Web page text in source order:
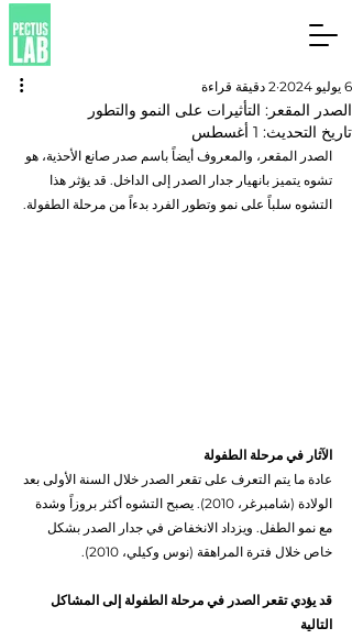
الصدر المقعر: التأثيرات على النمو والتطور
6 يوليو 2024 2 دقيقة قراءة
تاريخ التحديث: 1 أغسطس
الصدر المقعر، والمعروف أيضاً باسم صدر صانع الأحذية، هو
تشوه يتميز بانهيار جدار الصدر إلى الداخل. قد يؤثر هذا
التشوه سلباً على نمو وتطور الفرد بدءاً من مرحلة الطفولة.
الآثار في مرحلة الطفولة
عادة ما يتم التعرف على تقعر الصدر خلال السنة الأولى بعد
الولادة (شامبرغر، 2010). يصبح التشوه أكثر بروزاً وشدة
مع نمو الطفل. ويزداد الانخفاض في جدار الصدر بشكل
خاص خلال فترة المراهقة (نوس وكيلي، 2010).
قد يؤدي تقعر الصدر في مرحلة الطفولة إلى المشاكل
التالية